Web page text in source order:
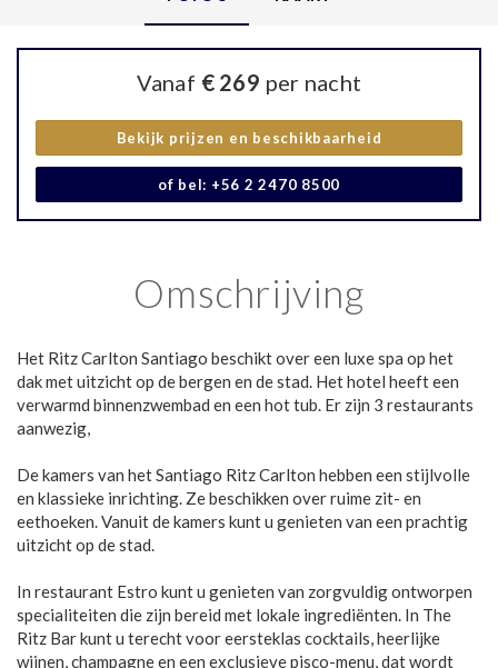
Vanaf € 269 per nacht
Bekijk prijzen en beschikbaarheid
of bel: +56 2 2470 8500
Omschrijving
Het Ritz Carlton Santiago beschikt over een luxe spa op het
dak met uitzicht op de bergen en de stad. Het hotel heeft een
verwarmd binnenzwembad en een hot tub. Er zijn 3 restaurants
aanwezig,
De kamers van het Santiago Ritz Carlton hebben een stijlvolle
en klassieke inrichting. Ze beschikken over ruime zit- en
eethoeken. Vanuit de kamers kunt u genieten van een prachtig
uitzicht op de stad.
In restaurant Estro kunt u genieten van zorgvuldig ontworpen
specialiteiten die zijn bereid met lokale ingrediënten. In The
Ritz Bar kunt u terecht voor eersteklas cocktails, heerlijke
wijnen, champagne en een exclusieve pisco-menu, dat wordt